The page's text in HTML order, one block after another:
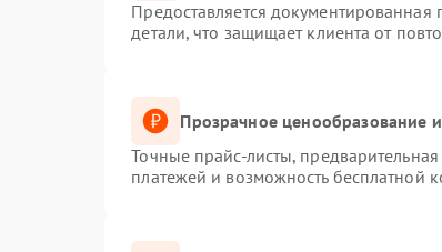
Предоставляется
детали, что защищает клиента от
Прозрачное ценообразование
Точные прайс-листы,
платежей и возможность бесплатной